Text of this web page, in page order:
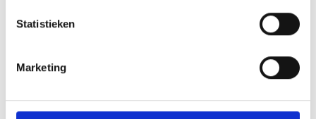
Statistieken
Marketing
situatie om kunnen gaan door het volgen
bijvoorbeeld het meenemen van een foto
biedt hen troost en helpt bij het accepteren